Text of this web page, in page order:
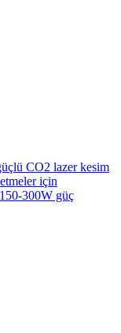
CO2 lazer kesim
için
300W güç